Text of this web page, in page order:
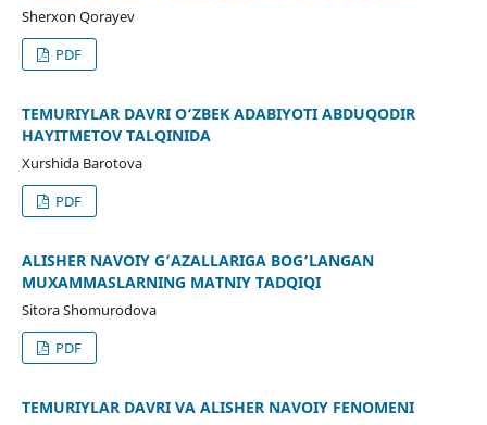
Sherxon Qorayev
PDF
TEMURIYLАR DАVRI O‘ZBEK АDАBIYOTI АBDUQODIR
HАYITMETOV TАLQINIDА
Xurshidа Bаrotovа
PDF
ALISHER NAVOIY G’AZALLARIGA BOG‘LANGAN
MUXAMMASLARNING MATNIY TADQIQI
Sitora Shomurodova
PDF
TEMURIYLAR DAVRI VA ALISHER NAVOIY FENOMENI